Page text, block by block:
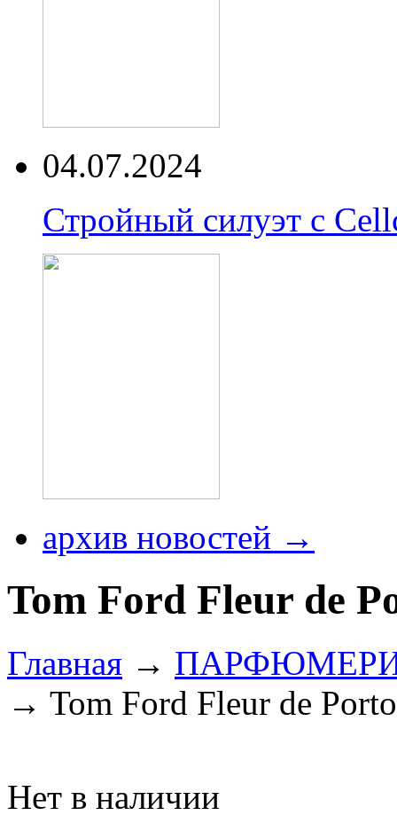
04.07.2024
Стройный силуэт с
архив новостей →
Tom Ford Fleur de
Главная →
→ Tom Ford Fleur de
Нет в наличии